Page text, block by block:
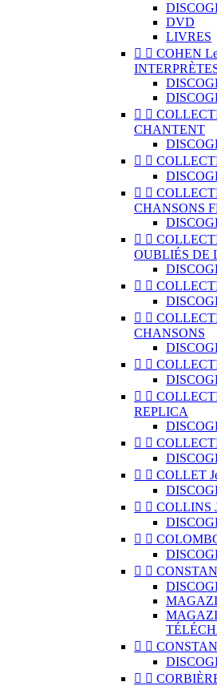
DVD
LIVRES
  COHEN
 
CHANTENT
 
 
CHANSONS
 
OUBLIÉS DE
 
 
CHANSONS
 
 
REPLICA
 
  COLLET
  COLLINS
 
 
 
 